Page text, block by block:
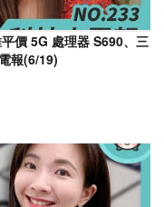
價 5G 處理器 S690、三
報(6/19)